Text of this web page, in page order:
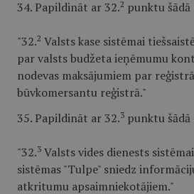
34. Papildināt ar 32.2 punktu šādā
"32.2 Valsts kase sistēmai
par valsts budžeta ieņēmumu
nodevas maksājumiem par
būvkomersantu reģistrā."
35. Papildināt ar 32.3 punktu šādā
"32.3 Valsts vides dienests
sistēmas "Tulpe" sniedz
atkritumu apsaimniekotājiem."